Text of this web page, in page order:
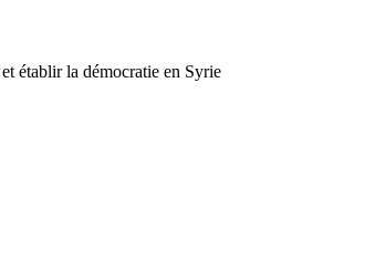
établir la démocratie en Syrie